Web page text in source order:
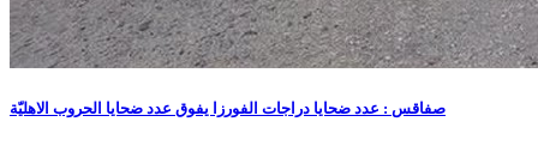
صفاقس : عدد ضحايا دراجات الفورزا يفوق عدد ضحايا الحروب الاهليّة